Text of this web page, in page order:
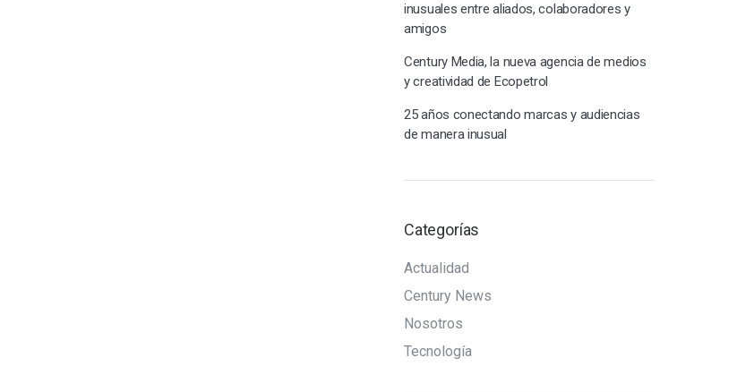
inusuales entre aliados, colaboradores y
amigos
Century Media, la nueva agencia de medios
y creatividad de Ecopetrol
25 años conectando marcas y audiencias
de manera inusual
Categorías
Actualidad
Century News
Nosotros
Tecnología